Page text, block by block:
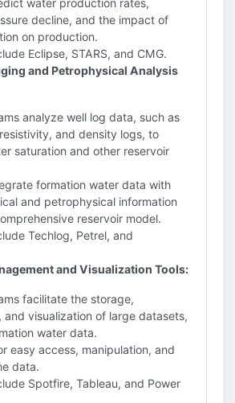
water production rates,
decline, and the impact of
on production.
Eclipse, STARS, and CMG.
and Petrophysical Analysis
analyze well log data, such as
and density logs, to
saturation and other reservoir
formation water data with
and petrophysical information
reservoir model.
Techlog, Petrel, and
and Visualization Tools:
facilitate the storage,
and visualization of large datasets,
water data.
easy access, manipulation, and
data.
Spotfire, Tableau, and Power